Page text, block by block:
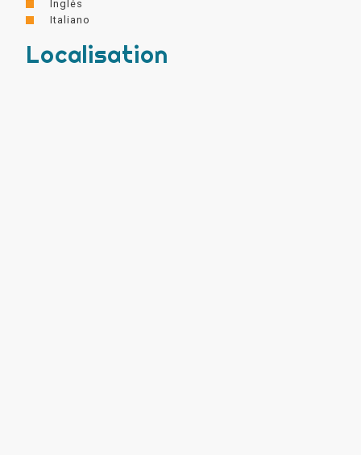
Inglés
Italiano
Localisation